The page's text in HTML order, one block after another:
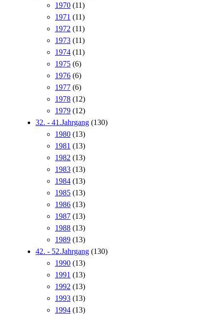
1970 (11)
1971 (11)
1972 (11)
1973 (11)
1974 (11)
1975 (6)
1976 (6)
1977 (6)
1978 (12)
1979 (12)
32. - 41.Jahrgang (130)
1980 (13)
1981 (13)
1982 (13)
1983 (13)
1984 (13)
1985 (13)
1986 (13)
1987 (13)
1988 (13)
1989 (13)
42. - 52.Jahrgang (130)
1990 (13)
1991 (13)
1992 (13)
1993 (13)
1994 (13)